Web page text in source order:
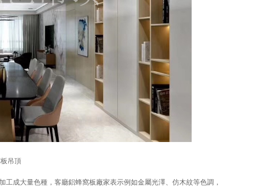
吊頂
成大量色種，客廳鋁蜂窩板廠家表示例如金屬光澤、仿木紋等色調，